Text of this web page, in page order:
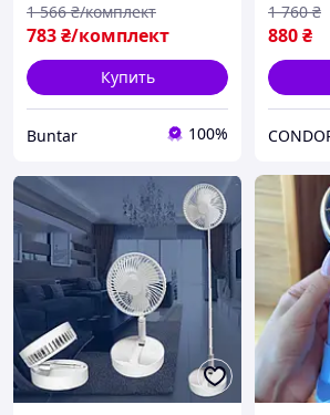
783₴/комплект
1 566 ₴/комплект
Купить
Buntar 100%
880₴
1 760 ₴